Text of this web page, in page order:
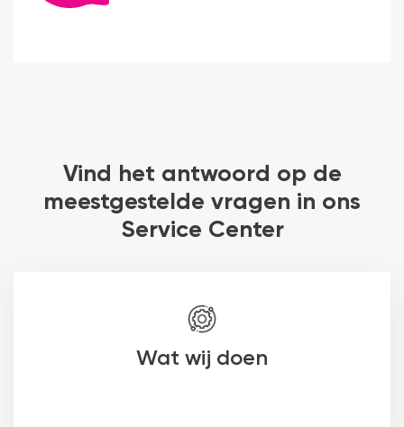
Vind het antwoord op de
meestgestelde vragen in ons
Service Center
Wat wij doen